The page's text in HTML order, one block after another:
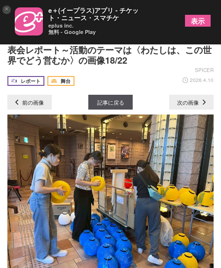
世田谷パブリックシアター2026年度ラインアップ発
表会レポート～活動のテーマは〈わたしは、この世
界でどう営むか〉の画像18/22
SPICER
レポート
舞台 2026.4.10
前の画像 記事に戻る 次の画像
× e＋(イープラス)アプリ - チケッ
ト・ニュース・スマチケ
eplus inc.
無料 - Google Play
表示